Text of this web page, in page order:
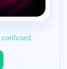
confused